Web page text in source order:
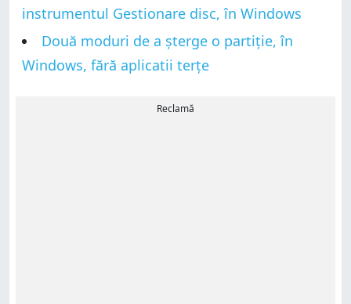
instrumentul Gestionare disc, în Windows
Două moduri de a șterge o partiție, în
Windows, fără aplicatii terțe
Reclamă